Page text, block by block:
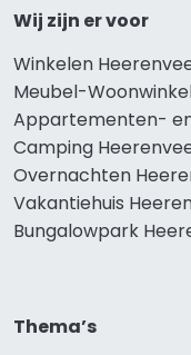
Wij zijn er voor
Winkelen
Meubel-
Appartementen-
Camping
Overnachten
Vakantiehuis
Bungalowpark
Thema’s